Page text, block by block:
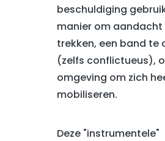
beschuldiging
manier om aandacht
trekken, een band te
(zelfs conflictueus),
omgeving om zich
mobiliseren.
Deze "instrumentele"